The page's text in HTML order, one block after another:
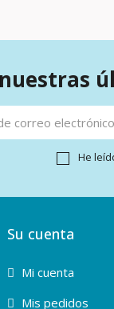
He
Su cuenta
Mi cuenta
Mis pedidos